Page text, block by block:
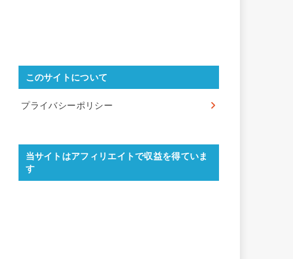
このサイトについて
プライバシーポリシー
当サイトはアフィリエイトで収益を得ていま
す